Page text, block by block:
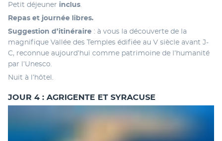
Petit déjeuner inclus
Repas et journée libres.
Suggestion d’itinéraire : à vous la découverte de la
magnifique Vallée des Temples édifiée au V siècle avant J-
C, reconnue aujourd’hui comme patrimoine de l’humanité
par l’Unesco.
Nuit à l’hôtel.
JOUR 4 : AGRIGENTE ET SYRACUSE